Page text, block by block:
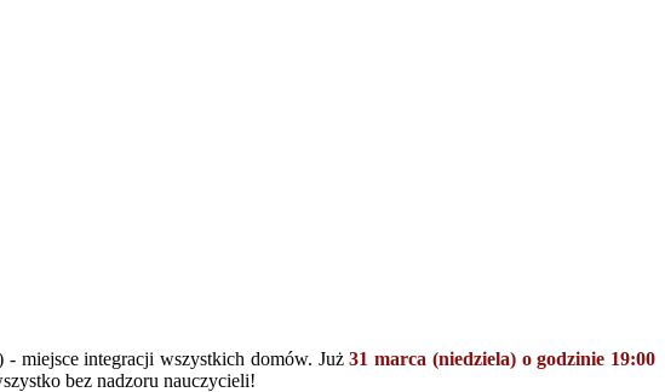
- miejsce integracji wszystkich domów. Już31 marca (niedziela) o godzinie 19:00
bez nadzoru nauczycieli!